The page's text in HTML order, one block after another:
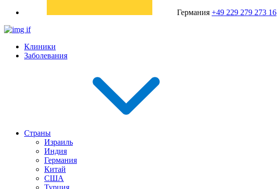
Германия +49 229 279 273 16
Клиники
Заболевания
Страны
Израиль
Индия
Германия
Китай
США
Турция